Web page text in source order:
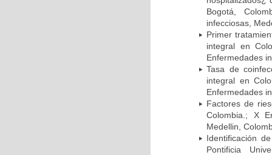
Bogotá,
infecciosas,
Primer
integral en
Enfermedades
Tasa de
integral en
Enfermedades
Factores de
Colombia.; X
Medellin,
Identificación
Pontificia